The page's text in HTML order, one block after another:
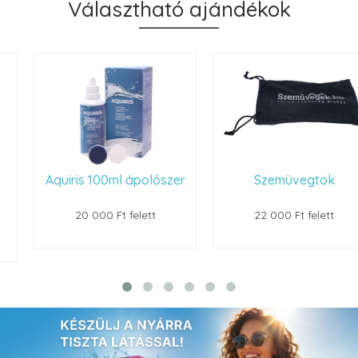
Választható ajándékok
Aquiris 100ml ápolószer
20 000 Ft felett
Szemüvegtok
22 000 Ft felett